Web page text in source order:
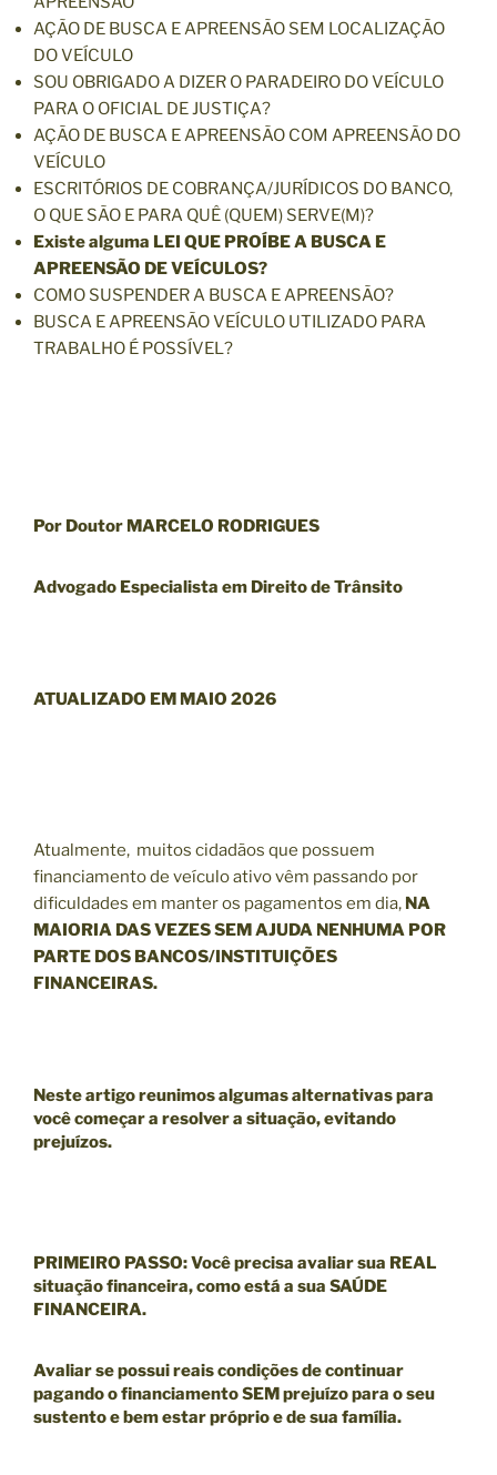
AÇÃO DE BUSCA E APREENSÃO SEM LOCALIZAÇÃO
DO VEÍCULO
SOU OBRIGADO A DIZER O PARADEIRO DO VEÍCULO
PARA O OFICIAL DE JUSTIÇA?
AÇÃO DE BUSCA E APREENSÃO COM APREENSÃO DO
VEÍCULO
ESCRITÓRIOS DE COBRANÇA/JURÍDICOS DO BANCO,
O QUE SÃO E PARA QUÊ (QUEM) SERVE(M)?
Existe alguma LEI QUE PROÍBE A BUSCA E
APREENSÃO DE VEÍCULOS?
COMO SUSPENDER A BUSCA E APREENSÃO?
BUSCA E APREENSÃO VEÍCULO UTILIZADO PARA
TRABALHO É POSSÍVEL?
Por Doutor MARCELO RODRIGUES
Advogado Especialista em Direito de Trânsito
ATUALIZADO EM MAIO 2026
Atualmente, muitos cidadãos que possuem
financiamento de veículo ativo vêm passando por
dificuldades em manter os pagamentos em dia, NA
MAIORIA DAS VEZES SEM AJUDA NENHUMA POR
PARTE DOS BANCOS/INSTITUIÇÕES
FINANCEIRAS.
Neste artigo reunimos algumas alternativas para
você começar a resolver a situação, evitando
prejuízos.
PRIMEIRO PASSO:Você precisa avaliar sua REAL
situação financeira, como está a sua SAÚDE
FINANCEIRA.
Avaliar se possui reais condições de continuar
pagando o financiamento SEM prejuízo para o seu
sustento e bem estar próprio e de sua família.